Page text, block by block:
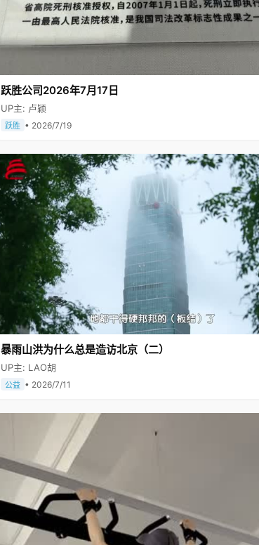
跃胜公司2026年7月17日
UP主: 卢颖
跃胜 • 2026/7/19
暴雨山洪为什么总是造访北京（二）
UP主: LAO胡
公益 • 2026/7/11